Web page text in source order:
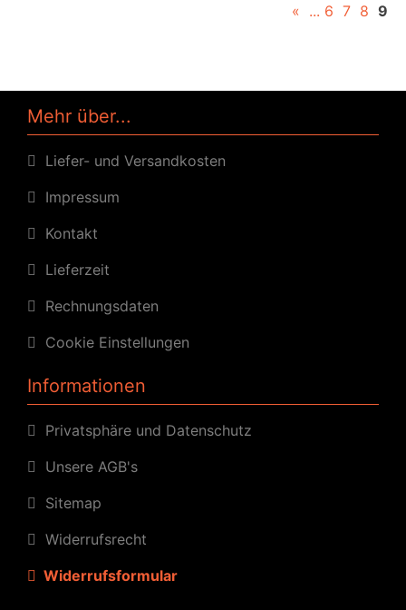
« ... 6 7 8 9
Mehr über...
Liefer- und Versandkosten
Impressum
Kontakt
Lieferzeit
Rechnungsdaten
Cookie Einstellungen
Informationen
Privatsphäre und Datenschutz
Unsere AGB's
Sitemap
Widerrufsrecht
Widerrufsformular